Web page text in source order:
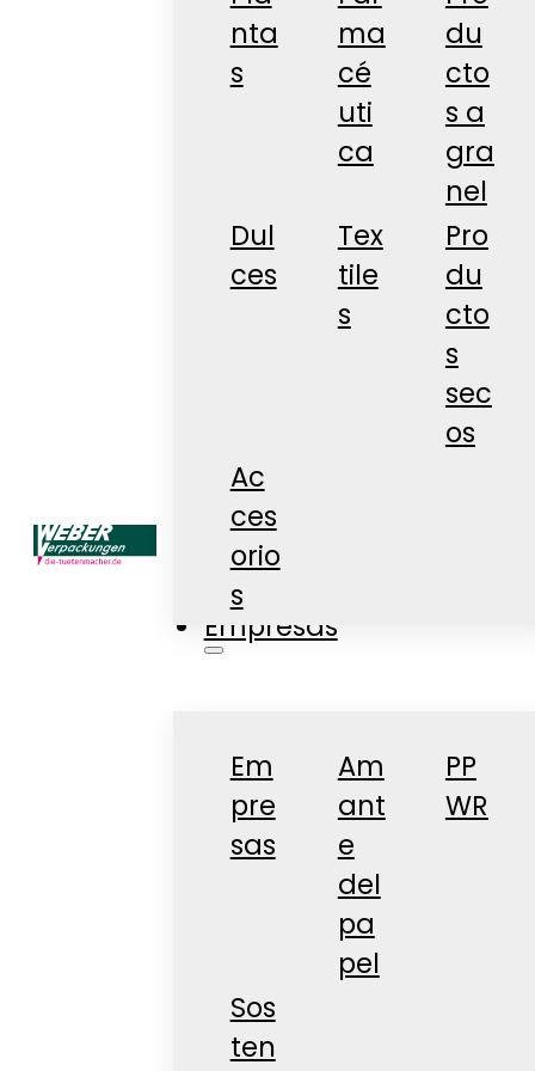
nta
s
ma
cé
uti
ca
du
cto
s a
gra
nel
Dul
ces
Tex
tile
s
Pro
du
cto
s
sec
os
Ac
ces
orio
s
Tienda
Empresas
Em
pre
sas
Am
ant
e
del
pa
pel
PP
WR
Sos
ten